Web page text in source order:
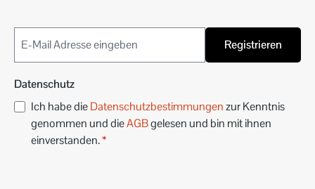
Registrieren
Datenschutz
Ich habe dieDatenschutzbestimmungenzur Kenntnis
genommen und dieAGBgelesen und bin mit ihnen
einverstanden.*